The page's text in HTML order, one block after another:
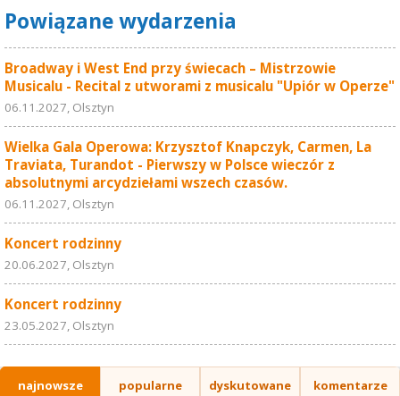
Powiązane wydarzenia
Broadway i West End przy świecach – Mistrzowie
Musicalu - Recital z utworami z musicalu "Upiór w Operze"
06.11.2027, Olsztyn
Wielka Gala Operowa: Krzysztof Knapczyk, Carmen, La
Traviata, Turandot - Pierwszy w Polsce wieczór z
absolutnymi arcydziełami wszech czasów.
06.11.2027, Olsztyn
Koncert rodzinny
20.06.2027, Olsztyn
Koncert rodzinny
23.05.2027, Olsztyn
najnowsze popularne dyskutowane komentarze